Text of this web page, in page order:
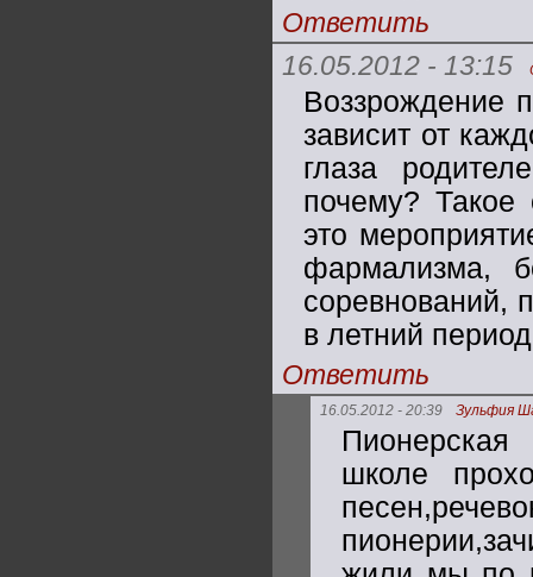
Ответить
16.05.2012 - 13:15
Воззрождение
зависит от
глаза
почему?
это
фармализма,
соревнований,
в летний
Ответить
16.05.2012 - 20:39 Зульфия
школе